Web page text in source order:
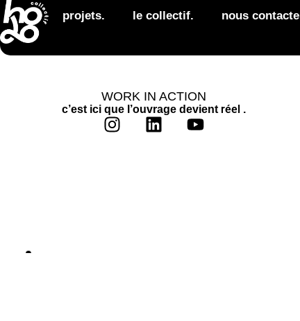
projets. le collectif. nous
Hello world!
WORK IN ACTION
c’est ici que l’ouvrage devient réel .